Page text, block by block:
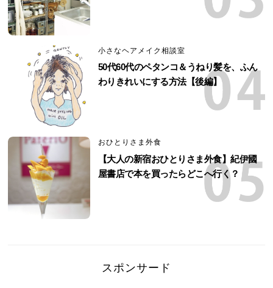
小さなヘアメイク相談室
50代60代のペタンコ＆うねり髪を、ふん
わりきれいにする方法【後編】
おひとりさま外食
【大人の新宿おひとりさま外食】紀伊國
屋書店で本を買ったらどこへ行く？
スポンサード